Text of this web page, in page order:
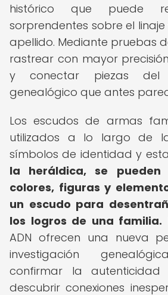
histórico que puede
sorprendentes sobre el
apellido. Mediante pruebas
rastrear con mayor
y conectar piezas del
genealógico que antes
Los escudos de armas
utilizados a lo largo de
símbolos de identidad y
la heráldica, se pueden
colores, figuras y
un escudo para
los logros de una familia.
ADN ofrecen una nueva
investigación
confirmar la
descubrir conexiones